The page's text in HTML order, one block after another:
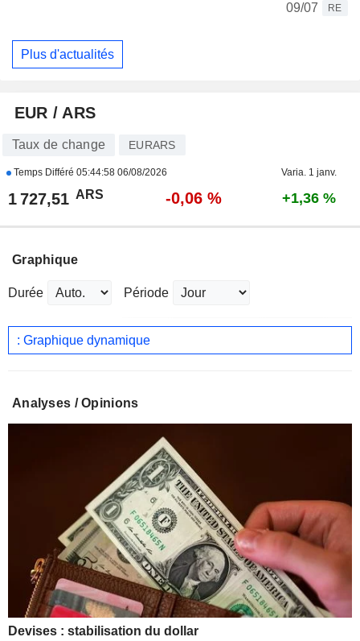
09/07
RE
Plus d'actualités
EUR / ARS
Taux de change EURARS
Temps Différé 05:44:58 06/08/2026 Varia. 1 janv.
1 727,51 ARS -0,06 % +1,36 %
Graphique
Durée Période
: Graphique dynamique
Analyses / Opinions
Devises : stabilisation du dollar